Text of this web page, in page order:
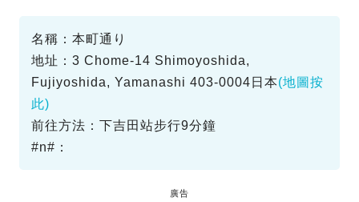
名稱：本町通り
地址：3 Chome-14 Shimoyoshida,
Fujiyoshida, Yamanashi 403-0004日本(地圖按
此)
前往方法：下吉田站步行9分鐘
#n#：
廣告